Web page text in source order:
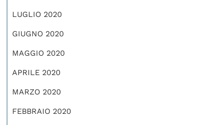
LUGLIO 2020
GIUGNO 2020
MAGGIO 2020
APRILE 2020
MARZO 2020
FEBBRAIO 2020